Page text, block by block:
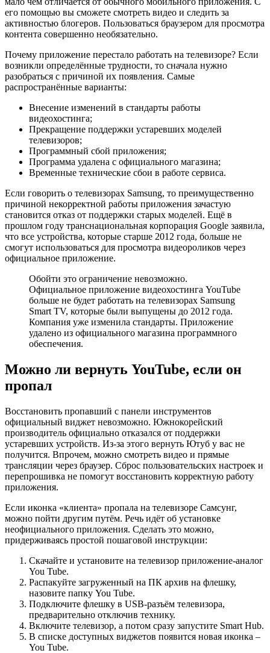
его помощью вы сможете смотреть видео и следить за
активностью блогеров. Пользоваться браузером для просмотра
контента совершенно необязательно.
Почему приложение перестало работать на телевизоре? Если
возникли определённые трудности, то сначала нужно
разобраться с причиной их появления. Самые
распространённые варианты:
Внесение изменений в стандарты работы
видеохостинга;
Прекращение поддержки устаревших моделей
телевизоров;
Программный сбой приложения;
Программа удалена с официального магазина;
Временные технические сбои в работе сервиса.
Если говорить о телевизорах Samsung, то преимущественно
причиной некорректной работы приложения зачастую
становится отказ от поддержки старых моделей. Ещё в
прошлом году транснациональная корпорация Google заявила,
что все устройства, которые старше 2012 года, больше не
смогут использоваться для просмотра видеороликов через
официальное приложение.
Обойти это ограничение невозможно.
Официальное приложение видеохостинга YouTube
больше не будет работать на телевизорах Samsung
Smart TV, которые были выпущены до 2012 года.
Компания уже изменила стандарты. Приложение
удалено из официального магазина программного
обеспечения.
Можно ли вернуть YouTube, если он
пропал
Восстановить пропавший с панели инструментов
официальный виджет невозможно. Южнокорейский
производитель официально отказался от поддержки
устаревших устройств. Из-за этого вернуть Ютуб у вас не
получится. Впрочем, можно смотреть видео и прямые
трансляции через браузер. Сброс пользовательских настроек и
перепрошивка не помогут восстановить корректную работу
приложения.
Если иконка «клиента» пропала на телевизоре Самсунг,
можно пойти другим путём. Речь идёт об установке
неофициального приложения. Сделать это можно,
придерживаясь простой пошаговой инструкции:
Скачайте и установите на телевизор приложение-аналог
You Tube.
Распакуйте загруженный на ПК архив на флешку,
назовите папку You Tube.
Подключите флешку в USB-разъём телевизора,
предварительно отключив технику.
Включите телевизор, а потом сразу запустите Smart Hub.
В списке доступных виджетов появится новая иконка –
You Tube.